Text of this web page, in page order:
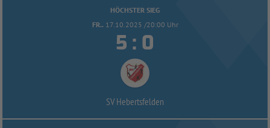
HÖCHSTER SIEG
FR.. 17.10.2025 /20:00 Uhr
 : 
SV Hebertsfelden